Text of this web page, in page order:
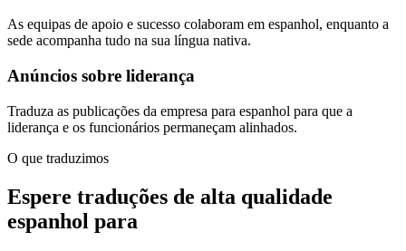
As equipas de apoio e sucesso colaboram em espanhol, enquanto a
sede acompanha tudo na sua língua nativa.
Anúncios sobre liderança
Traduza as publicações da empresa para espanhol para que a
liderança e os funcionários permaneçam alinhados.
O que traduzimos
Espere traduções de alta qualidade
espanhol para